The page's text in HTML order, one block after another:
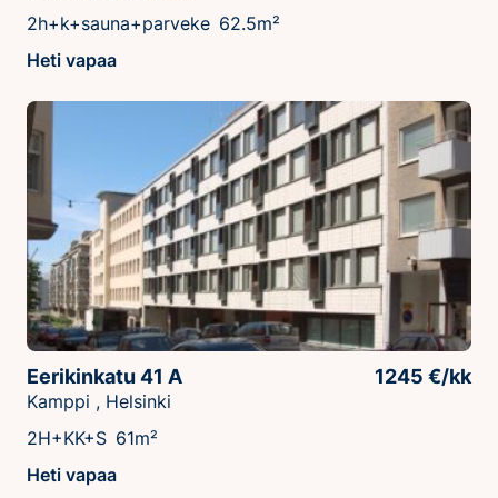
2h+k+sauna+parveke 62.5m²
Heti vapaa
Eerikinkatu 41 A 1245 €/kk
Kamppi , Helsinki
2H+KK+S 61m²
Heti vapaa